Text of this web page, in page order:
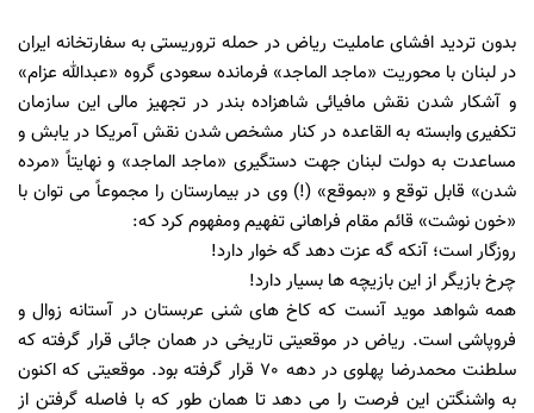
بدون تردید افشای عاملیت ریاض در حمله تروریستی به سفارتخانه ایران
در لبنان با محوریت «ماجد الماجد» فرمانده سعودی گروه «عبدالله عزام»
و آشکار شدن نقش مافیائی شاهزاده بندر در تجهیز مالی این سازمان
تکفیری وابسته به القاعده در کنار مشخص شدن نقش آمریکا در یابش و
مساعدت به دولت لبنان جهت دستگیری «ماجد الماجد» و نهایتاً «مرده
شدن» قابل توقع و «بموقع» (!) وی در بیمارستان را مجموعاً می توان با
«خون نوشت» قائم مقام فراهانی تفهیم ومفهوم کرد که:
روزگار است؛ آنکه گه عزت دهد گه خوار دارد!
چرخ بازیگر از این بازیچه ها بسیار دارد!
همه شواهد موید آنست که کاخ های شنی عربستان در آستانه زوال و
فروپاشی است. ریاض در موقعیتی تاریخی در همان جائی قرار گرفته که
سلطنت محمدرضا پهلوی در دهه 70 قرار گرفته بود. موقعیتی که اکنون
به واشنگتن این فرصت را می دهد تا همان طور که با فاصله گرفتن از